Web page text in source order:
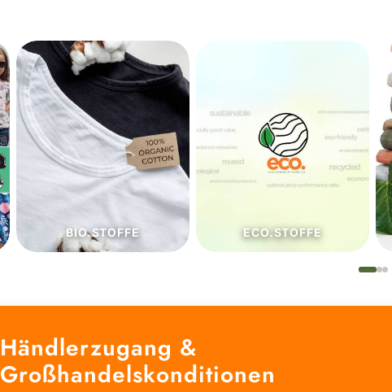
ECO.STOFFE JEANSOPTIK
Händlerzugang &
Großhandelskonditionen